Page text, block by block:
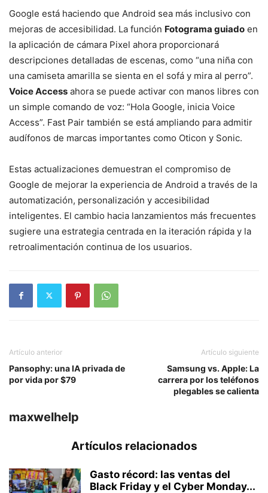
Google está haciendo que Android sea más inclusivo con
mejoras de accesibilidad. La función Fotograma guiado en
la aplicación de cámara Pixel ahora proporcionará
descripciones detalladas de escenas, como “una niña con
una camiseta amarilla se sienta en el sofá y mira al perro”.
Voice Access ahora se puede activar con manos libres con
un simple comando de voz: “Hola Google, inicia Voice
Access”. Fast Pair también se está ampliando para admitir
audífonos de marcas importantes como Oticon y Sonic.
Estas actualizaciones demuestran el compromiso de
Google de mejorar la experiencia de Android a través de la
automatización, personalización y accesibilidad
inteligentes. El cambio hacia lanzamientos más frecuentes
sugiere una estrategia centrada en la iteración rápida y la
retroalimentación continua de los usuarios.
Artículo anterior
Pansophy: una IA privada de
por vida por $79
Artículo siguiente
Samsung vs. Apple: La
carrera por los teléfonos
plegables se calienta
maxwelhelp
Artículos relacionados
Gasto récord: las ventas del
Black Friday y el Cyber Monday...